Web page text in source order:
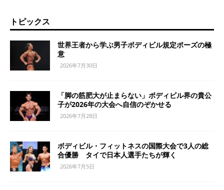
トピックス
世界王者から学ぶ男子ボディビル規定ポーズの極
意
2026年7月30日
「脚の筋肥大が止まらない」ボディビル界の貴公
子が2026年の大会へ自信のぞかせる
2026年7月28日
ボディビル・フィットネスの国際大会で3人の総
合優勝 タイで日本人選手たちが輝く
2026年7月5日